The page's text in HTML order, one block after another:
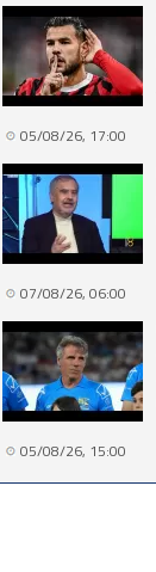
05/08/26, 17:00
07/08/26, 06:00
05/08/26, 15:00